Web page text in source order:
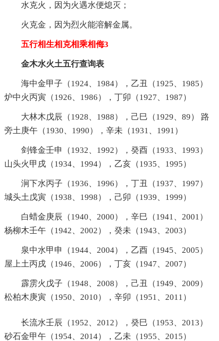
水克火，因为火遇水便熄灭；
火克金，因为烈火能溶解金属。
五行相生相克相乘相侮3
金木水火土五行查询表
海中金甲子（1924、1984），乙丑（1925、1985）
炉中火丙寅（1926、1986），丁卯（1927、1987）
大林木戊辰（1928、1988），己巳（1929、89） 路
旁土庚午（1930、1990），辛未（1931、1991）
剑锋金壬申（1932、1992），癸酉（1933、1993）
山头火甲戌（1934、1994），乙亥（1935、1995）
涧下水丙子（1936、1996），丁丑（1937、1997）
城头土戊寅（1938、1998），己卯（1939、1999）
白蜡金庚辰（1940、2000），辛巳（1941、2001）
杨柳木壬午（1942、2002），癸未（1943、2003）
泉中水甲申（1944、2004），乙酉（1945、2005）
屋上土丙戌（1946、2006），丁亥（1947、2007）
霹雳火戊子（1948、2008），己丑（1949、2009）
松柏木庚寅（1950、2010），辛卯（1951、2011）
长流水壬辰（1952、2012），癸巳（1953、2013）
砂石金甲午（1954、2014），乙未（1955、2015）